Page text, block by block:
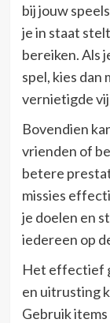
bij jouw
je in staat
bereiken. Als
spel, kies dan
vernietigde
Bovendien
vrienden of
betere
missies
je doelen en
iedereen op
Het effectief
en uitrusting
Gebruik